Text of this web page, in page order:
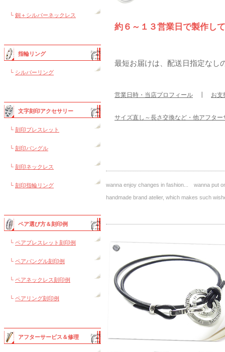
└ 銅＋シルバーネックレス
指輪リング
└ シルバーリング
文字刻印アクセサリー
└ 刻印ブレスレット
└ 刻印バングル
└ 刻印ネックレス
└ 刻印指輪リング
ペア選び方＆刻印例
└ ペアブレスレット刻印例
└ ペアバングル刻印例
└ ペアネックレス刻印例
└ ペアリング刻印例
アフターサービス＆修理
約６～１３営業日で製作し
最短お届けは、配送日指定なし
営業日時・当店プロフィール お支
サイズ直し～長さ交換など・他アフタ
wanna enjoy changes in fashion... wanna put
handmade brand atelier, which makes such